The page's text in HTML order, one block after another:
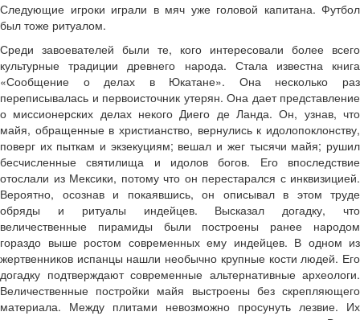
Следующие игроки играли в мяч уже головой капитана. Футбол
был тоже ритуалом.
Среди завоевателей были те, кого интересовали более всего
культурные традиции древнего народа. Стала известна книга
«Сообщение о делах в Юкатане». Она несколько раз
переписывалась и первоисточник утерян. Она дает представление
о миссионерских делах некого Диего де Ланда. Он, узнав, что
майя, обращенные в христианство, вернулись к идолопоклонству,
поверг их пыткам и экзекуциям; вешал и жег тысячи майя; рушил
бесчисленные святилища и идолов богов. Его впоследствие
отослали из Мексики, потому что он перестарался с инквизицией.
Вероятно, осознав и покаявшись, он описывал в этом труде
обряды и ритуалы индейцев. Высказал догадку, что
величественные пирамиды были построены ранее народом
гораздо выше ростом современных ему индейцев. В одном из
жертвенников испанцы нашли необычно крупные кости людей. Его
догадку подтверждают современные альтернативные археологи.
Величественные постройки майя выстроены без скрепляющего
материала. Между плитами невозможно просунуть лезвие. Их